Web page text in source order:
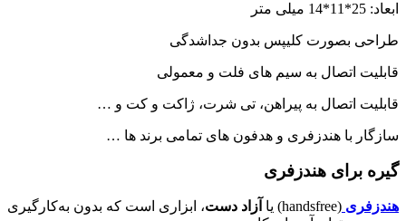
ابعاد: 25*11*14 میلی متر
طراحی بصورت کلیپس بدون جداشدگی
قابلیت اتصال به سیم های فلت و معمولی
قابلیت اتصال به پیراهن، تی شرت، ژاکت و کت و …
سازگار با هندزفری و هدفون های تمامی برند ها …
گیره برای هندزفری
هندزفری (
handsfree) یا آزاد دست، ابزاری است که بدون به‌کارگیری